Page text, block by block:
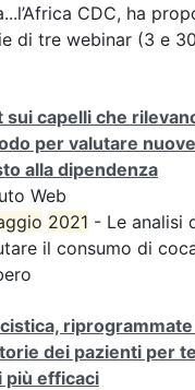
CDC, ha
di tre webinar (3 e
sui capelli che
per valutare
alla dipendenza
Web
2021 - Le analisi
il consumo di
dei pazienti per
più efficaci